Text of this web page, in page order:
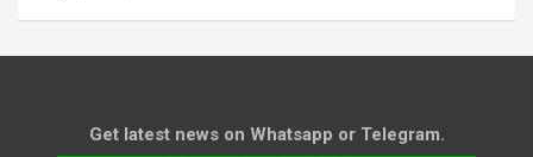
Get latest news on Whatsapp or Telegram.